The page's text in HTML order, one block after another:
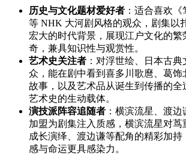
历史与文化题材爱好者 ：适合喜欢《
等 NHK 大河剧风格的观众，剧集以
宏大的时代背景，展现江户文化的繁
奇，兼具知识性与观赏性。
艺术史关注者 ：对浮世绘、日本古
众，能在剧中看到喜多川歌麿、葛饰
故事，以及艺术品从诞生到传播的全
艺术史的生动载体。
演技派阵容追随者 ：横滨流星、渡
加盟为剧集注入质感，横滨流星对茑
成长演绎、渡边谦等配角的精彩加
感与命运更具感染力。